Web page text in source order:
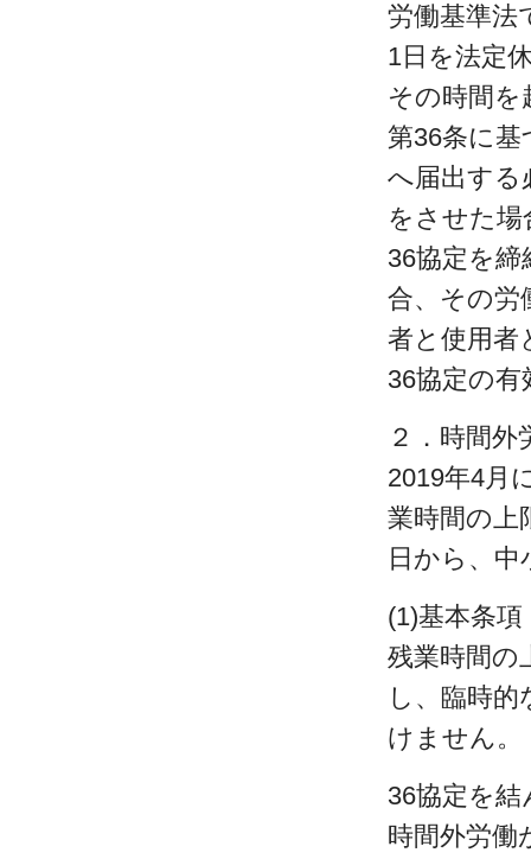
労働基準法
1日を法定
その時間
第36条に基
へ届出する
をさせた場
36協定を
合、その労
者と使用者
36協定の
２．時間
2019年4月
業時間の上
日から、中
(1)基本条
残業時間の
し、臨時
けません。
36協定を
時間外労働